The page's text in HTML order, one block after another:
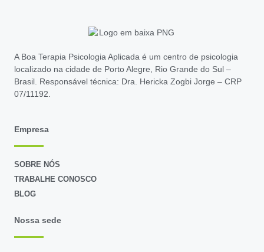
A Boa Terapia Psicologia Aplicada é um centro de psicologia
localizado na cidade de Porto Alegre, Rio Grande do Sul –
Brasil. Responsável técnica: Dra. Hericka Zogbi Jorge – CRP
07/11192.
Empresa
SOBRE NÓS
TRABALHE CONOSCO
BLOG
Nossa sede